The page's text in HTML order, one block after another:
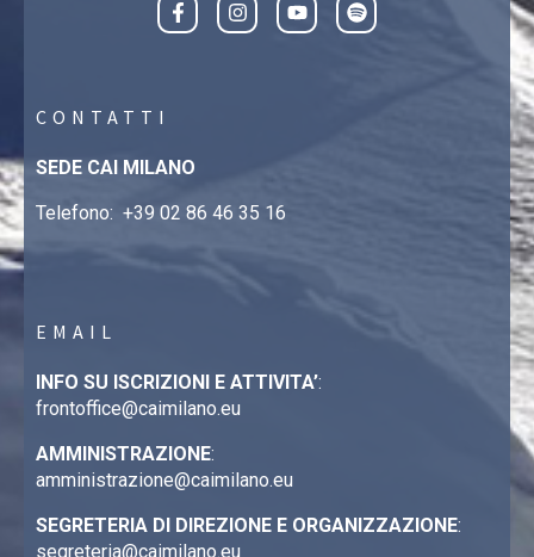
CONTATTI
SEDE CAI MILANO
Telefono: +39 02 86 46 35 16
EMAIL
INFO SU ISCRIZIONI E ATTIVITA’:
frontoffice@caimilano.eu
AMMINISTRAZIONE:
amministrazione@caimilano.eu
SEGRETERIA DI DIREZIONE E ORGANIZZAZIONE:
segreteria@caimilano.eu